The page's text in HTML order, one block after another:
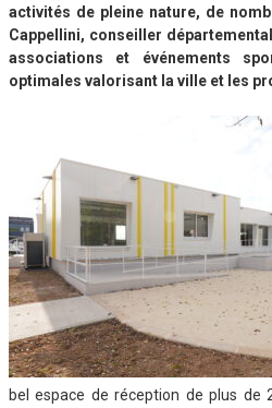
activités de pleine nature, de
Cappellini, conseiller
associations et événements
optimales valorisant la ville et les
bel espace de réception de plus de